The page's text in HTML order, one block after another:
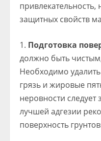
защитных свойств
Подготовка
должно быть
Необходимо
грязь и жировые
неровности следует
лучшей адгезии
поверхность